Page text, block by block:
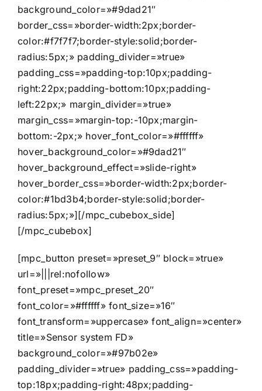
background_color=»#9dad21″
border_css=»border-width:2px;border-
color:#f7f7f7;border-style:solid;border-
radius:5px;» padding_divider=»true»
padding_css=»padding-top:10px;padding-
right:22px;padding-bottom:10px;padding-
left:22px;» margin_divider=»true»
margin_css=»margin-top:-10px;margin-
bottom:-2px;» hover_font_color=»#ffffff»
hover_background_color=»#9dad21″
hover_background_effect=»slide-right»
hover_border_css=»border-width:2px;border-
color:#1bd3b4;border-style:solid;border-
radius:5px;»][/mpc_cubebox_side]
[/mpc_cubebox]
[mpc_button preset=»preset_9″ block=»true»
url=»|||rel:nofollow»
font_preset=»mpc_preset_20″
font_color=»#ffffff» font_size=»16″
font_transform=»uppercase» font_align=»center»
title=»Sensor system FD»
background_color=»#97b02e»
padding_divider=»true» padding_css=»padding-
top:18px;padding-right:48px;padding-